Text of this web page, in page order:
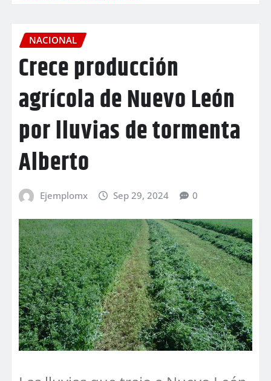
NACIONAL
Crece producción
agrícola de Nuevo León
por lluvias de tormenta
Alberto
Ejemplomx Sep 29, 2024 0